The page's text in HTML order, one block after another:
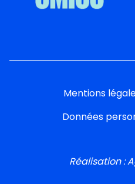
Mentions
Données
Réalisation :